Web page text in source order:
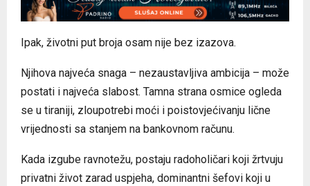
Ipak, životni put broja osam nije bez izazova.
Njihova najveća snaga – nezaustavljiva ambicija – može
postati i najveća slabost. Tamna strana osmice ogleda
se u tiraniji, zloupotrebi moći i poistovjećivanju lične
vrijednosti sa stanjem na bankovnom računu.
Kada izgube ravnotežu, postaju radoholičari koji žrtvuju
privatni život zarad uspjeha, dominantni šefovi koji u